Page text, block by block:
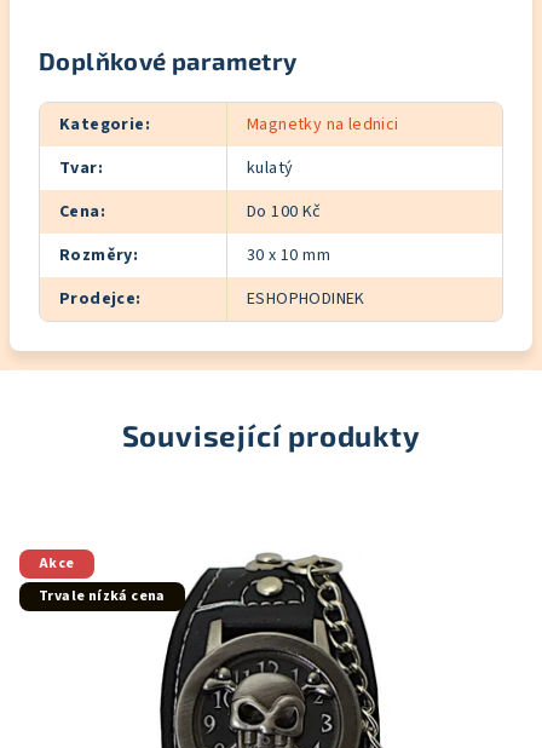
Doplňkové parametry
Kategorie:
Magnetky na lednici
Tvar:
kulatý
Cena:
Do 100 Kč
Rozměry:
30 x 10 mm
Prodejce: ESHOPHODINEK
Související produkty
Akce
Trvale nízká cena